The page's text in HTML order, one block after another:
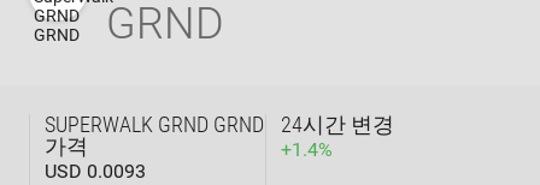
GRND
SUPERWALK GRND GRND
가격
USD 0.0093
24시간 변경
+1.4%